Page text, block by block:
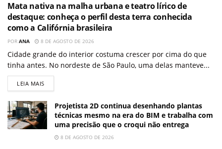
Mata nativa na malha urbana e teatro lírico de
destaque: conheça o perfil desta terra conhecida
como a Califórnia brasileira
POR ANA 8 DE AGOSTO DE 2026
Cidade grande do interior costuma crescer por cima do que
tinha antes. No nordeste de São Paulo, uma delas manteve...
LEIA MAIS
Projetista 2D continua desenhando plantas
técnicas mesmo na era do BIM e trabalha com
uma precisão que o croqui não entrega
8 DE AGOSTO DE 2026